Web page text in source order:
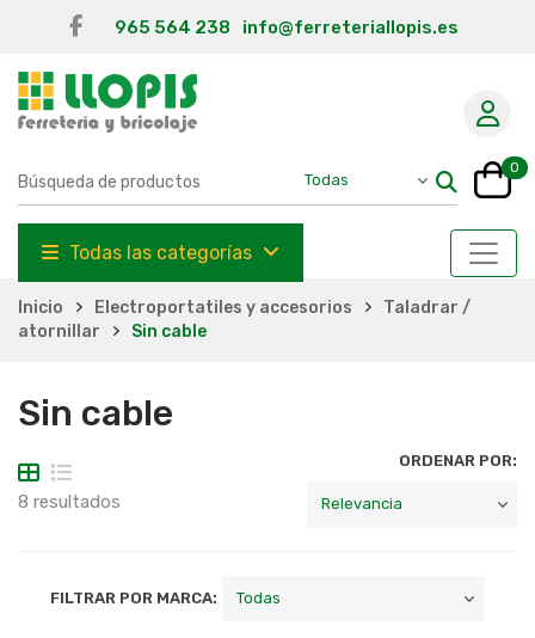
965 564 238 info@ferreteriallopis.es
0
Todas las categorías
Inicio Electroportatiles y accesorios
Taladrar /
atornillar
Sin cable
Sin cable
8 resultados
ORDENAR POR:
FILTRAR POR MARCA: